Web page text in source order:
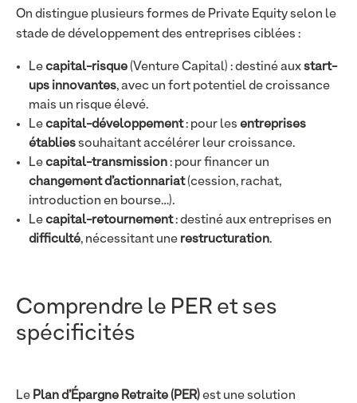
On distingue plusieurs formes de Private Equity selon le
stade de développement des entreprises ciblées :
Lecapital-risque(Venture Capital) : destiné auxstart-
ups innovantes, avec un fort potentiel de croissance
mais un risque élevé.
Lecapital-développement: pour les entreprises
établiessouhaitant accélérer leur croissance.
Lecapital-transmission: pour financer un
changement d’actionnariat(cession, rachat,
introduction en bourse…).
Lecapital-retournement: destiné aux entreprises en
difficulté, nécessitant une restructuration.
Comprendre le PER et ses
spécificités
Le Plan d’Épargne Retraite (PER)est une solution